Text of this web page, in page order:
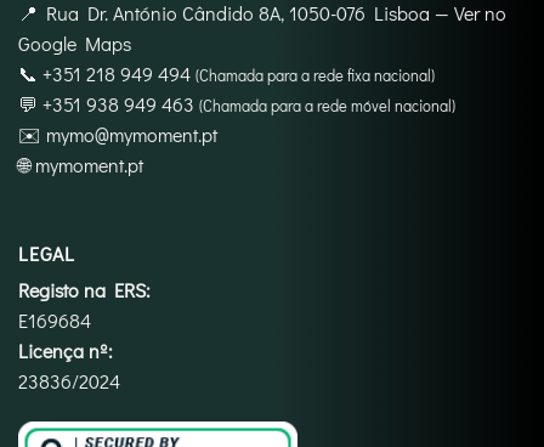
📍 Rua Dr. António Cândido 8A, 1050-076 Lisboa — Ver no
Google Maps
📞 +351 218 949 494 (Chamada para a rede fixa nacional)
💬 +351 938 949 463 (Chamada para a rede móvel nacional)
✉️ mymo@mymoment.pt
🌐mymoment.pt
LEGAL
Registo na ERS:
E169684
Licença nº:
23836/2024